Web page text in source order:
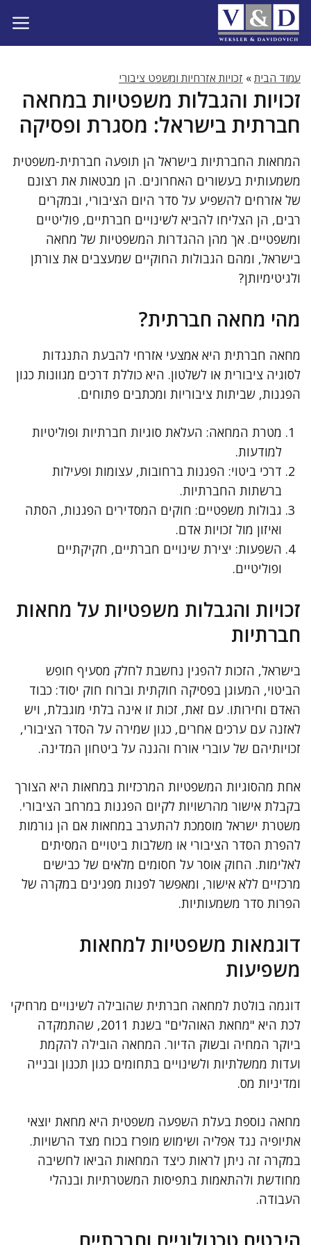
לדלג
לתוכן
עמוד הבית» זכויות אזרחיות ומשפט ציבורי
זכויות והגבלות משפטיות במחאה
חברתית בישראל: מסגרת ופסיקה
המחאות החברתיות בישראל הן תופעה חברתית-משפטית
משמעותית בעשורים האחרונים. הן מבטאות את רצונם
של אזרחים להשפיע על סדר היום הציבורי, ובמקרים
רבים, הן הצליחו להביא לשינויים חברתיים, פוליטיים
ומשפטיים. אך מהן ההגדרות המשפטיות של מחאה
בישראל, ומהם הגבולות החוקיים שמעצבים את צורתן
ולגיטימיותן?
מהי מחאה חברתית?
מחאה חברתית היא אמצעי אזרחי להבעת התנגדות
לסוגיה ציבורית או לשלטון. היא כוללת דרכים מגוונות כגון
הפגנות, שביתות ציבוריות ומכתבים פתוחים.
מטרת המחאה: העלאת סוגיות חברתיות ופוליטיות
למודעות.
דרכי ביטוי: הפגנות ברחובות, עצומות ופעילות
ברשתות החברתיות.
גבולות משפטיים: חוקים המסדירים הפגנות, הסתה
ואיזון מול זכויות אדם.
השפעות: יצירת שינויים חברתיים, חקיקתיים
ופוליטיים.
זכויות והגבלות משפטיות על מחאות
חברתיות
בישראל, הזכות להפגין נחשבת לחלק מסעיף חופש
הביטוי, המעוגן בפסיקה חוקתית וברוח חוק יסוד: כבוד
האדם וחירותו. עם זאת, זכות זו אינה בלתי מוגבלת, ויש
לאזנה עם ערכים אחרים, כגון שמירה על הסדר הציבורי,
זכויותיהם של עוברי אורח והגנה על ביטחון המדינה.
אחת מהסוגיות המשפטיות המרכזיות במחאות היא הצורך
בקבלת אישור מהרשויות לקיום הפגנות במרחב הציבורי.
משטרת ישראל מוסמכת להתערב במחאות אם הן גורמות
להפרת הסדר הציבורי או משלבות ביטויים המסיתים
לאלימות. החוק אוסר על חסומים מלאים של כבישים
מרכזיים ללא אישור, ומאפשר לפנות מפגינים במקרה של
הפרות סדר משמעותיות.
דוגמאות משפטיות למחאות
משפיעות
דוגמה בולטת למחאה חברתית שהובילה לשינויים מרחיקי
לכת היא "מחאת האוהלים" בשנת 2011, שהתמקדה
ביוקר המחיה ובשוק הדיור. המחאה הובילה להקמת
ועדות ממשלתיות ולשינויים בתחומים כגון תכנון ובנייה
ומדיניות מס.
מחאה נוספת בעלת השפעה משפטית היא מחאת יוצאי
אתיופיה נגד אפליה ושימוש מופרז בכוח מצד הרשויות.
במקרה זה ניתן לראות כיצד המחאות הביאו לחשיבה
מחודשת ולהתאמות בתפיסות המשטרתיות ובנהלי
העבודה.